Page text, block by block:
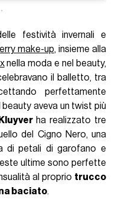
festività invernali e
make-up, insieme alla
nella moda e nel beauty,
il balletto, tra
perfettamente
beauty aveva un twist più
ha realizzato tre
del Cigno Nero, una
di petali di garofano e
ultime sono perfette
al proprio trucco
baciato.